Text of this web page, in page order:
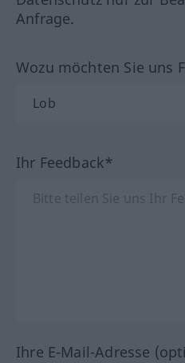
Anfrage.
Wozu möchten Sie uns
Ihr Feedback*
Ihre E-Mail-Adresse